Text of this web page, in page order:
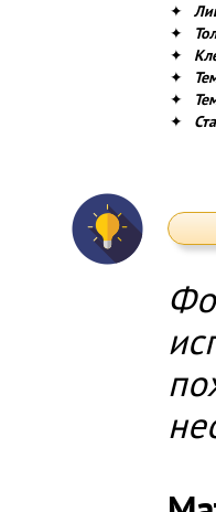
✦
✦
✦
✦
✦
✦